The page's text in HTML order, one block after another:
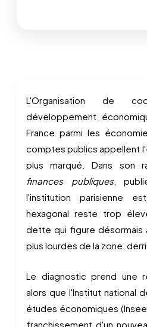
L'Organisation de coopération et de
développement
France parmi les
comptes publics appellent
plus marqué. Dans son
finances publiques,
l'institution parisienne
hexagonal reste trop
dette qui figure désormais
plus lourdes de la zone,
Le diagnostic prend une
alors que l'Institut national
études économiques
franchissement d'un